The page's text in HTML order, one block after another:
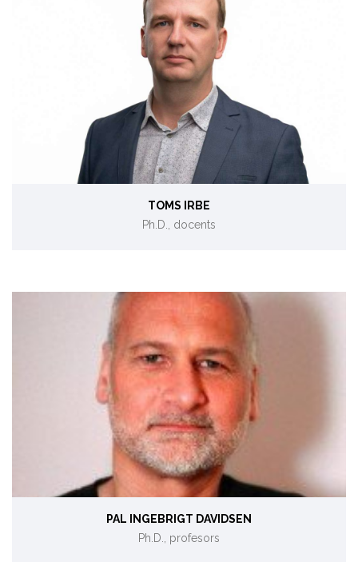
Energoefektivitāte uzņēmumos, siltumenerģijas ražošana
un siltuma sistēmas
TOMS IRBE
Ph.D., docents
Sistēmdinamika
PAL INGEBRIGT DAVIDSEN
Ph.D., profesors